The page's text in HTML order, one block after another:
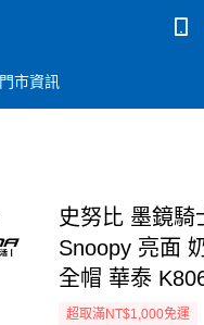
門市資訊
史努比 墨鏡騎
Snoopy 亮面
全帽 華泰
超取滿NT$1,000免運